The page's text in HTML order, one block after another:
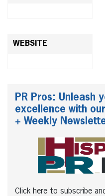
WEBSITE
PR Pros: Unleash
excellence with
+ Weekly
Click here to subscribe